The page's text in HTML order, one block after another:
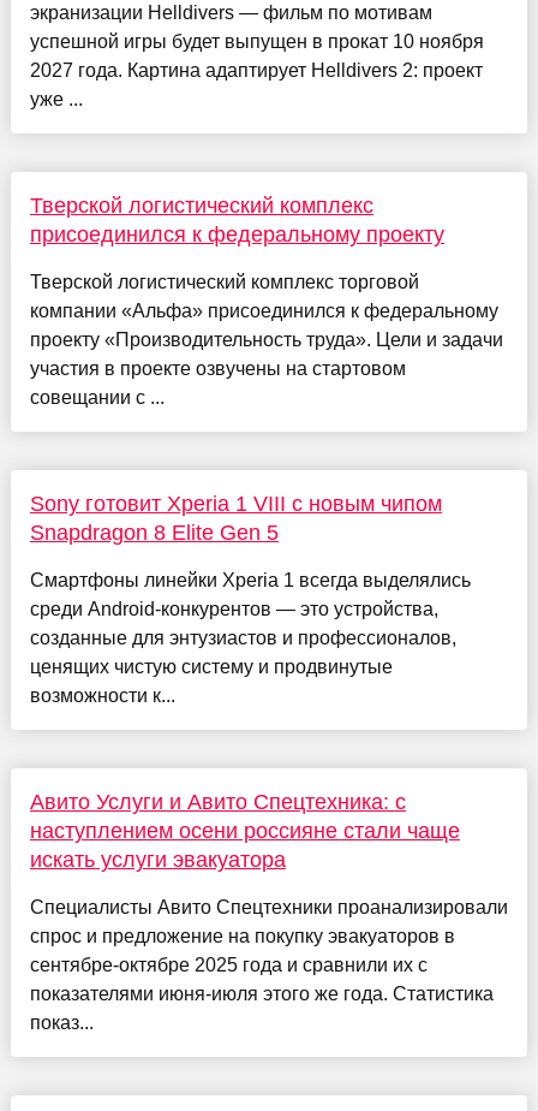
экранизации Helldivers — фильм по мотивам
успешной игры будет выпущен в прокат 10 ноября
2027 года. Картина адаптирует Helldivers 2: проект
уже ...
Тверской логистический комплекс
присоединился к федеральному проекту
Тверской логистический комплекс торговой
компании «Альфа» присоединился к федеральному
проекту «Производительность труда». Цели и задачи
участия в проекте озвучены на стартовом
совещании с ...
Sony готовит Xperia 1 VIII с новым чипом
Snapdragon 8 Elite Gen 5
Смартфоны линейки Xperia 1 всегда выделялись
среди Android-конкурентов — это устройства,
созданные для энтузиастов и профессионалов,
ценящих чистую систему и продвинутые
возможности к...
Авито Услуги и Авито Спецтехника: с
наступлением осени россияне стали чаще
искать услуги эвакуатора
Специалисты Авито Спецтехники проанализировали
спрос и предложение на покупку эвакуаторов в
сентябре-октябре 2025 года и сравнили их с
показателями июня-июля этого же года. Статистика
показ...